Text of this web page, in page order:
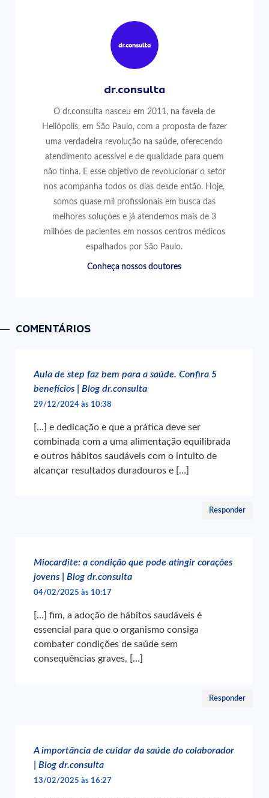
dr.consulta
O dr.consulta nasceu em 2011, na favela de
Heliópolis, em São Paulo, com a proposta de fazer
uma verdadeira revolução na saúde, oferecendo
atendimento acessível e de qualidade para quem
não tinha. E esse objetivo de revolucionar o setor
nos acompanha todos os dias desde então. Hoje,
somos quase mil profissionais em busca das
melhores soluções e já atendemos mais de 3
milhões de pacientes em nossos centros médicos
espalhados por São Paulo.
Conheça nossos doutores
COMENTÁRIOS
Aula de step faz bem para a saúde. Confira 5
benefícios | Blog dr.consulta
29/12/2024 às 10:38
[…] e dedicação e que a prática deve ser
combinada com a uma alimentação equilibrada
e outros hábitos saudáveis com o intuito de
alcançar resultados duradouros e […]
Responder
Miocardite: a condição que pode atingir corações
jovens | Blog dr.consulta
04/02/2025 às 10:17
[…] fim, a adoção de hábitos saudáveis é
essencial para que o organismo consiga
combater condições de saúde sem
consequências graves, […]
Responder
A importância de cuidar da saúde do colaborador
| Blog dr.consulta
13/02/2025 às 16:27